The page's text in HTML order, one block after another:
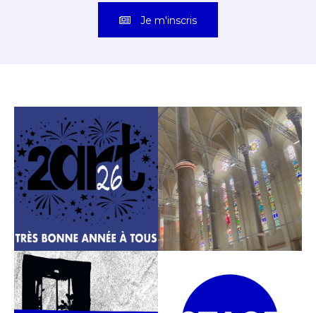
Je m'inscris